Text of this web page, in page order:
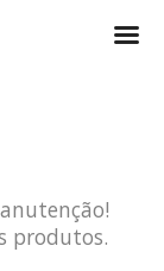
produtos.